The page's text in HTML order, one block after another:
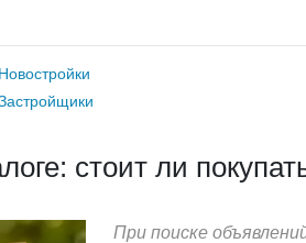
Новостройки
стоит ли
При поиске